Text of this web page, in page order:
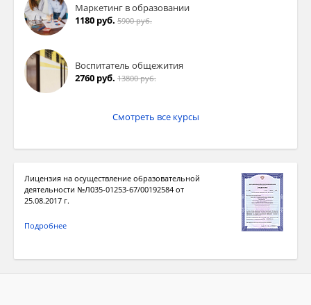
Маркетинг в образовании
1180 руб. 5900 руб.
Воспитатель общежития
2760 руб. 13800 руб.
Смотреть все курсы
Лицензия на осуществление образовательной
деятельности №Л035-01253-67/00192584 от
25.08.2017 г.
Подробнее